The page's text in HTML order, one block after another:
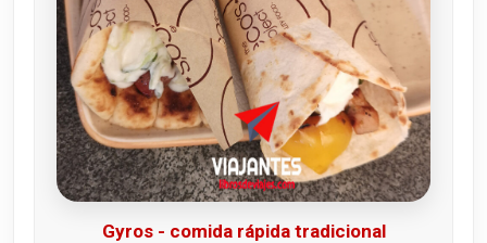
Gyros - comida rápida tradicional